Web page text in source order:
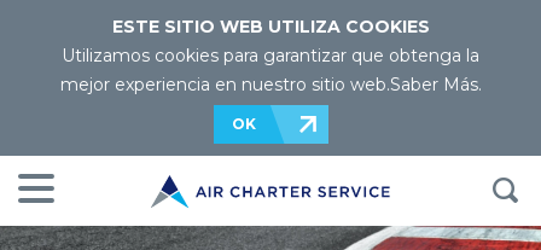
ESTE SITIO WEB UTILIZA COOKIES
Utilizamos cookies para garantizar que obtenga la
mejor experiencia en nuestro sitio web.Saber Más.
OK